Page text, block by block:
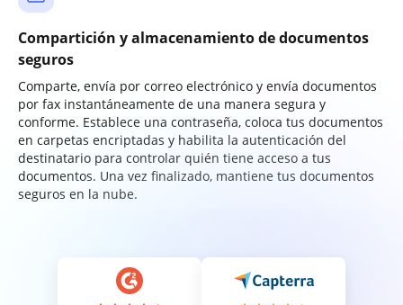
Compartición y almacenamiento de documentos
seguros
Comparte, envía por correo electrónico y envía documentos
por fax instantáneamente de una manera segura y
conforme. Establece una contraseña, coloca tus documentos
en carpetas encriptadas y habilita la autenticación del
destinatario para controlar quién tiene acceso a tus
documentos. Una vez finalizado, mantiene tus documentos
seguros en la nube.